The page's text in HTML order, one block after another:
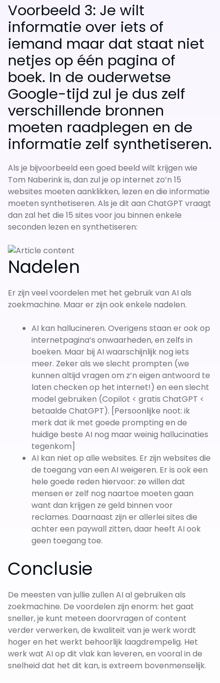
Voorbeeld 3: Je wilt
informatie over iets of
iemand maar dat staat niet
netjes op één pagina of
boek. In de ouderwetse
Google-tijd zul je dus zelf
verschillende bronnen
moeten raadplegen en de
informatie zelf synthetiseren.
Als je bijvoorbeeld een goed beeld wilt krijgen wie
Tom Naberink is, dan zul je op internet zo’n 15
websites moeten aanklikken, lezen en die informatie
moeten synthetiseren. Als je dit aan ChatGPT vraagt
dan zal het die 15 sites voor jou binnen enkele
seconden lezen en synthetiseren:
Nadelen
Er zijn veel voordelen met het gebruik van AI als
zoekmachine. Maar er zijn ook enkele nadelen.
AI kan hallucineren. Overigens staan er ook op
internetpagina’s onwaarheden, en zelfs in
boeken. Maar bij AI waarschijnlijk nog iets
meer. Zeker als we slecht prompten (we
kunnen altijd vragen om z’n eigen antwoord te
laten checken op het internet!) en een slecht
model gebruiken (Copilot < gratis ChatGPT <
betaalde ChatGPT). [Persoonlijke noot: ik
merk dat ik met goede prompting en de
huidige beste AI nog maar weinig hallucinaties
tegenkom]
AI kan niet op alle websites. Er zijn websites die
de toegang van een AI weigeren. Er is ook een
hele goede reden hiervoor: ze willen dat
mensen er zelf nog naartoe moeten gaan
want dan krijgen ze geld binnen voor
reclames. Daarnaast zijn er allerlei sites die
achter een paywall zitten, daar heeft AI ook
geen toegang toe.
Conclusie
De meesten van jullie zullen AI al gebruiken als
zoekmachine. De voordelen zijn enorm: het gaat
sneller, je kunt meteen doorvragen of content
verder verwerken, de kwaliteit van je werk wordt
hoger en het werkt behoorlijk laagdrempelig. Het
werk wat AI op dit vlak kan leveren, en vooral in de
snelheid dat het dit kan, is extreem bovenmenselijk.